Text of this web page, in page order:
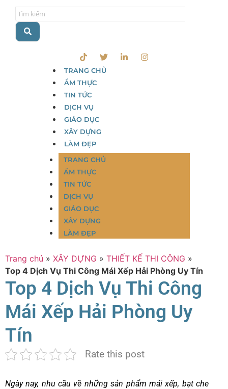
TRANG CHỦ
ẨM THỰC
TIN TỨC
DỊCH VỤ
GIÁO DỤC
XÂY DỰNG
LÀM ĐẸP
TRANG CHỦ
ẨM THỰC
TIN TỨC
DỊCH VỤ
GIÁO DỤC
XÂY DỰNG
LÀM ĐẸP
Trang chủ » XÂY DỰNG » THIẾT KẾ THI CÔNG »
Top 4 Dịch Vụ Thi Công Mái Xếp Hải Phòng Uy Tín
Top 4 Dịch Vụ Thi Công
Mái Xếp Hải Phòng Uy
Tín
Rate this post
Ngày nay, nhu cầu về những sản phẩm mái xếp, bạt che